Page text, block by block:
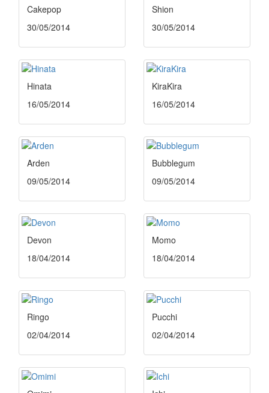
Cakepop
30/05/2014
Shion
30/05/2014
Hinata
16/05/2014
KiraKira
16/05/2014
Arden
09/05/2014
Bubblegum
09/05/2014
Devon
18/04/2014
Momo
18/04/2014
Ringo
02/04/2014
Pucchi
02/04/2014